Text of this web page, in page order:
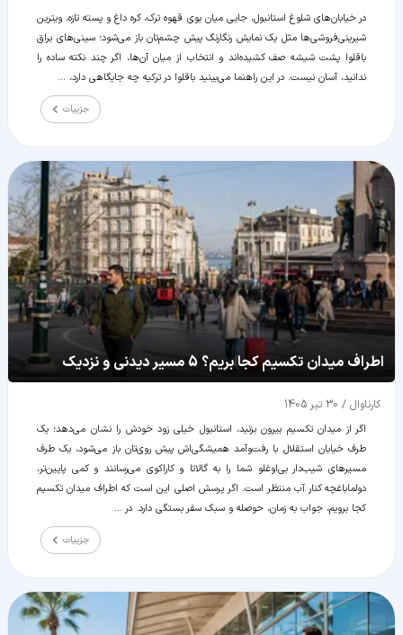
در خیابان‌های شلوغ استانبول، جایی میان بوی قهوه ترک، کره داغ و پسته تازه، ویترین
شیرینی‌فروشی‌ها مثل یک نمایش رنگارنگ پیش چشم‌تان باز می‌شود؛ سینی‌های براق
باقلوا پشت شیشه صف کشیده‌اند و انتخاب از میان آن‌ها، اگر چند نکته ساده را
ندانید، آسان نیست. در این راهنما می‌بینید باقلوا در ترکیه چه جایگاهی دارد، ...
جزییات
اطراف میدان تکسیم کجا بریم؟ 5 مسیر دیدنی و نزدیک
کارناوال / 30 تیر 1405
اگر از میدان تکسیم بیرون بزنید، استانبول خیلی زود خودش را نشان می‌دهد؛ یک
طرف خیابان استقلال با رفت‌وآمد همیشگی‌اش پیش روی‌تان باز می‌شود، یک طرف
مسیرهای شیب‌دار بی‌اوغلو شما را به گالاتا و کاراکوی می‌رسانند و کمی پایین‌تر،
دولما‌باغچه کنار آب منتظر است. اگر پرسش اصلی این است که اطراف میدان تکسیم
کجا برویم، جواب به زمان، حوصله و سبک سفر بستگی دارد. در ...
جزییات